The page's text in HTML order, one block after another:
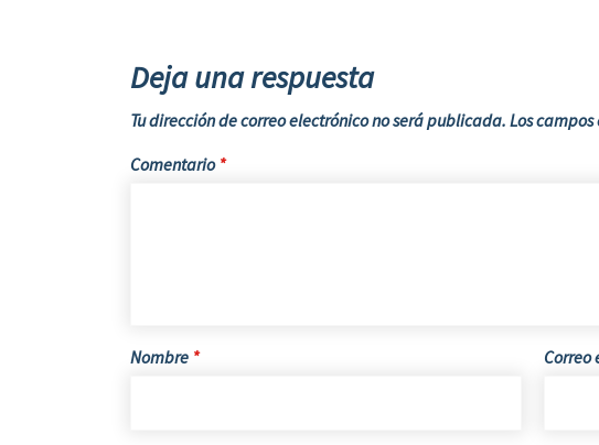
Deja una respuesta
Tu dirección de correo electrónico no será publicada. Los
Comentario *
Nombre * Correo